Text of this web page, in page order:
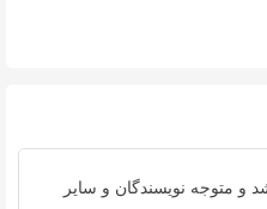
و متوجه نویسندگان و سایر